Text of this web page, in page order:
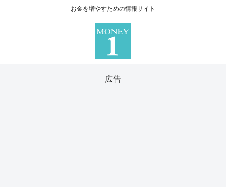
お金を増やすための情報サイト
広告